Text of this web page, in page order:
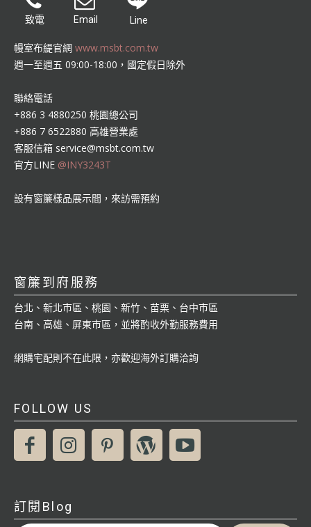
致電 Email Line
幔室布緹官網 www.msbt.com.tw
週一至週五 09:00-18:00，國定假日除外
聯絡電話
+886 3 4880250 桃園總公司
+886 7 6522880 高雄營業處
客服信箱 service@msbt.com.tw
官方LINE @INY3243T
設有窗簾樣品展示間，來訪需預約
窗簾到府服務
台北、新北市區、桃園、新竹、苗栗、台中市區
台南、高雄、屏東市區，並將酌收外勤服務費用
網購宅配則不在此限，亦歡迎海外訂購洽詢
FOLLOW US
訂閱Blog
輸入你的電子郵件地址…